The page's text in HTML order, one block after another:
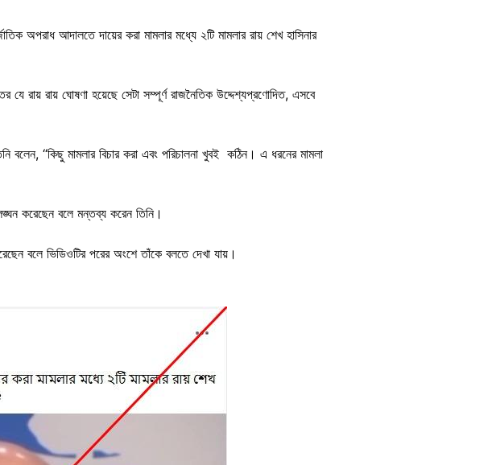
অপরাধ আদালতে দায়ের করা মামলার মধ্যে ২টি মামলার রায় শেখ হাসিনার
যে রায় রায় ঘোষণা হয়েছে সেটা সম্পূর্ণ রাজনৈতিক উদ্দেশ্যপ্রণোদিত, এসবে
বলেন, “কিছু মামলার বিচার করা এবং পরিচালনা খুবই কঠিন। এ ধরনের মামলা
লঙ্ঘন করেছেন বলে মন্তব্য করেন তিনি।
বলে ভিডিওটির পরের অংশে তাঁকে বলতে দেখা যায়।